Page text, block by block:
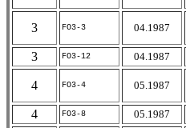
3 FO3-3 04.1987
3 FO3-12 04.1987
4 FO3-4 05.1987
4 FO3-8 05.1987